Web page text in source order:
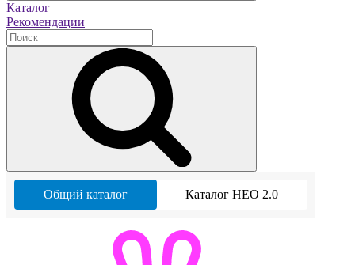
Каталог
Рекомендации
Общий каталог Каталог НЕО 2.0